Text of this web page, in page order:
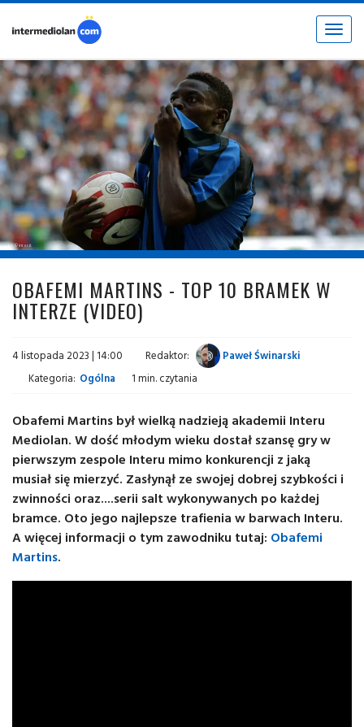
Toggle
fot. © inter.it
OBAFEMI MARTINS - TOP 10 BRAMEK W
INTERZE (VIDEO)
4 listopada 2023 | 14:00 Redaktor:
Paweł Świnarski
Kategoria: Ogólna 1 min. czytania
Obafemi Martins był wielką nadzieją akademii Interu
Mediolan. W dość młodym wieku dostał szansę gry w
pierwszym zespole Interu mimo konkurencji z jaką
musiał się mierzyć. Zasłynął ze swojej dobrej szybkości i
zwinności oraz....serii salt wykonywanych po każdej
bramce. Oto jego najlepsze trafienia w barwach Interu.
A więcej informacji o tym zawodniku tutaj: Obafemi
Martins.